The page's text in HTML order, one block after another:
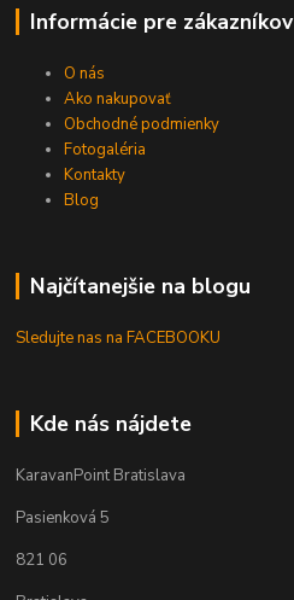
Informácie pre zákazníkov
O nás
Ako nakupovať
Obchodné podmienky
Fotogaléria
Kontakty
Blog
Najčítanejšie na blogu
Sledujte nas na FACEBOOKU
Kde nás nájdete
KaravanPoint Bratislava
Pasienková 5
821 06